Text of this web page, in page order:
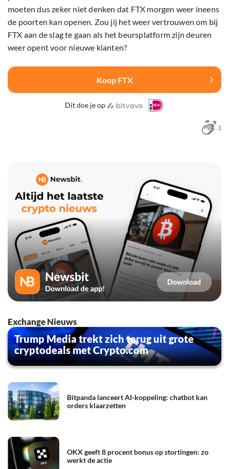
moeten dus zeker niet denken dat FTX morgen weer ineens
de poorten kan openen. Zou jij het weer vertrouwen om bij
FTX aan de slag te gaan als het beursplatform zijn deuren
weer opent voor nieuwe klanten?
Koop FTX
Dit doe je op
3
Exchange Nieuws
Trump Media trekt zich terug uit grote
cryptodeals met Crypto.com
Bitpanda lanceert AI-koppeling: chatbot kan
orders klaarzetten
OKX geeft 8 procent bonus op stortingen: zo
werkt de actie